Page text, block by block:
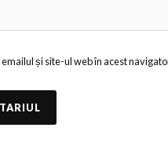
și site-ul web în acest